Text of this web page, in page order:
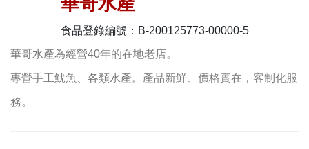
食品登錄編號：B-200125773-00000-5
華哥水產為經營40年的在地老店。
專營手工魷魚、各類水產。產品新鮮、價格實在，客制化服
務。